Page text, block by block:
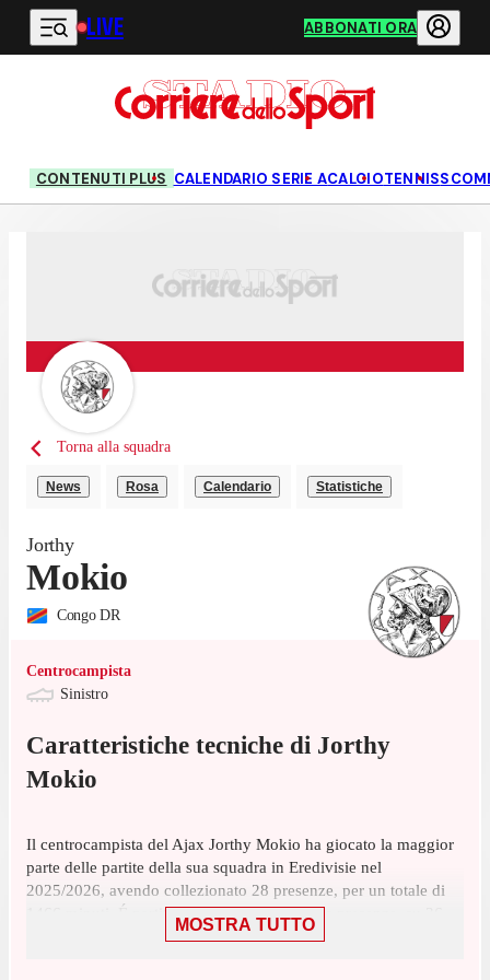
Vai al contenuto principale
LIVE ABBONATI ORA
CONTENUTI PLUS CALENDARIO SERIE ACALCIOTENNIS
Torna alla squadra
News Rosa Calendario Statistiche
Jorthy
Mokio
Congo DR
Centrocampista
Sinistro
Caratteristiche tecniche di Jorthy
Mokio
Il centrocampista del Ajax Jorthy Mokio ha giocato la maggior
parte delle partite della sua squadra in Eredivisie nel
2025/2026, avendo collezionato 28 presenze, per un totale di
1466 minuti. É partito titolare in 15 di queste presenze, su 36
giornate, ed è entrato a gara in corso 13 volte.
MOSTRA TUTTO